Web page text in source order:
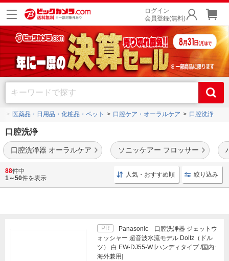
ログイン
会員登録(無料)
医薬品・日用品・化粧品・ペット 口腔ケア・オーラルケア 口腔洗浄
口腔洗浄
口腔洗浄器 オーラルケア ソニッケアー フロッサー
パナソニック などのメーカーの口腔洗浄を豊富に品揃え。
腔洗浄器ノズルもご用意しております。
88件中
1～50件を表示 人気・おすすめ順 絞り込み
PR
Panasonic 口腔洗浄器 ジェットウ
ォッシャー 超音波水流モデル Doltz（ドル
ツ） 白 EW-DJ55-W [ハンディタイプ /国内･
海外兼用]